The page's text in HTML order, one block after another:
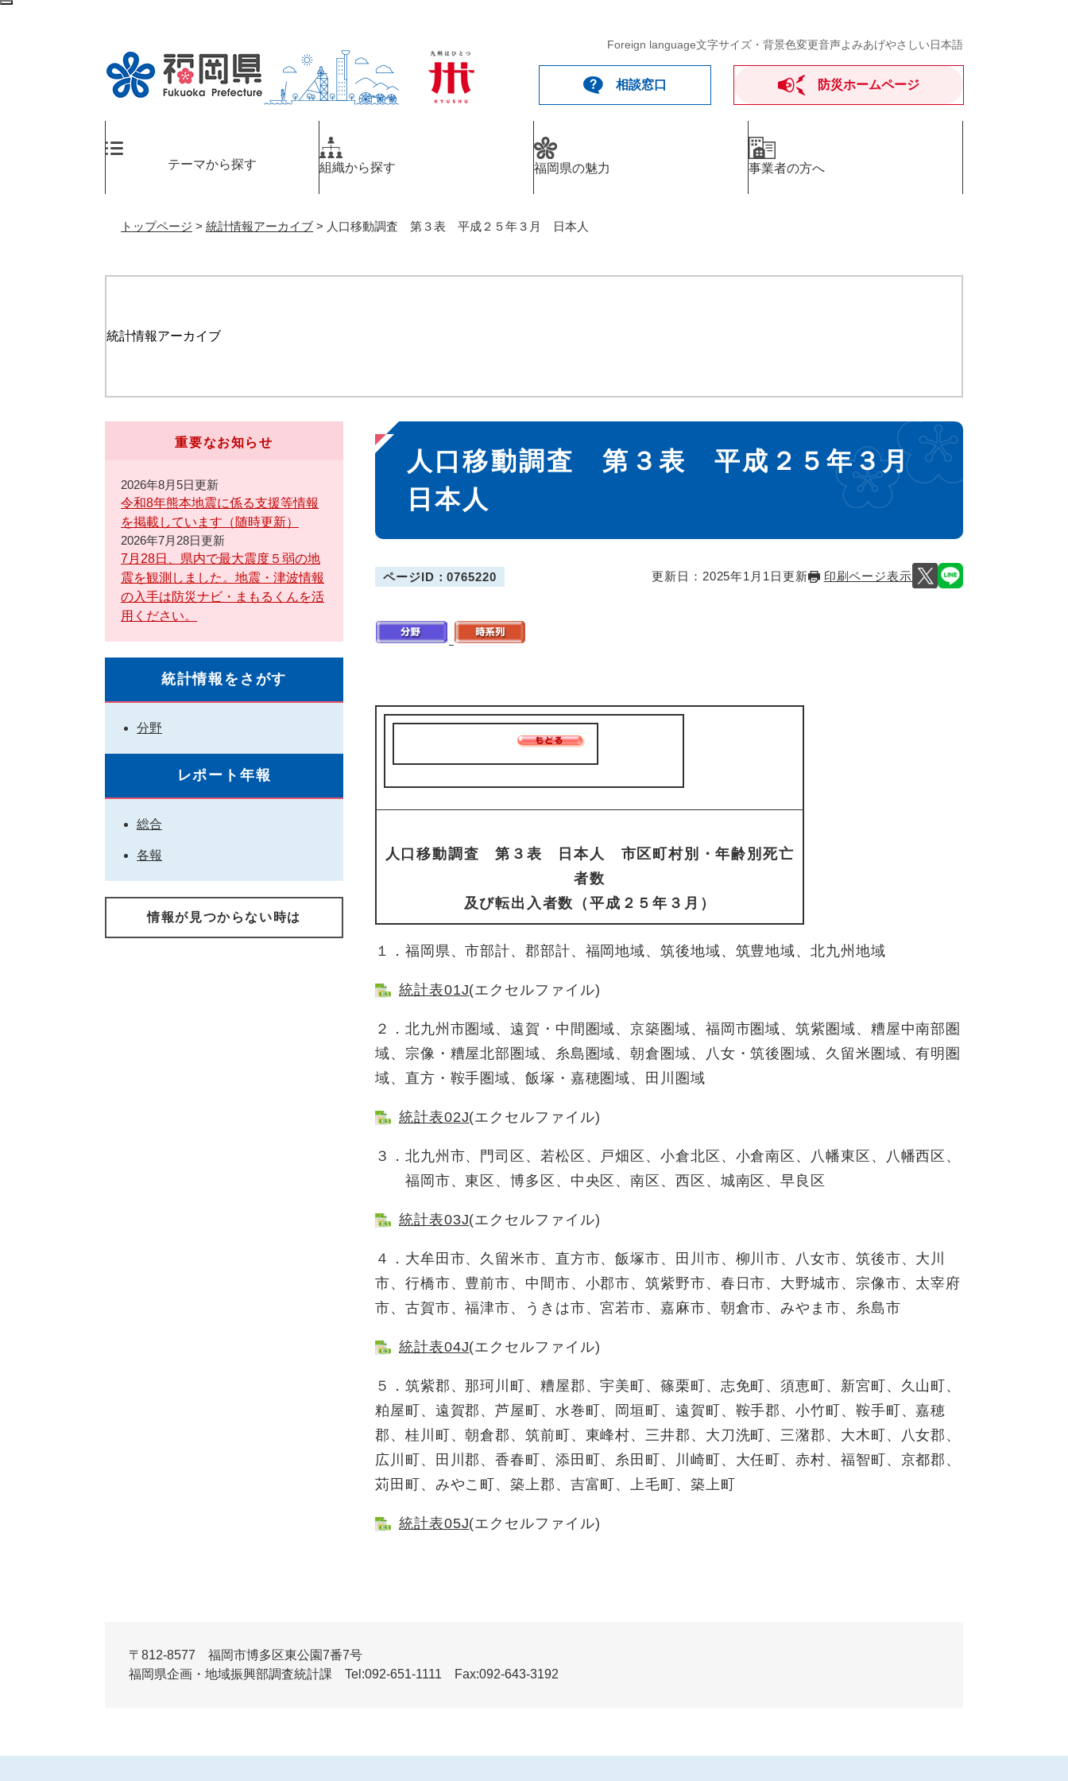
ペ
メ
Foreign language文字サイズ・背景色変更音声よみあげやさしい日本語
相談窓口 防災ホームページ
テーマから探す 組織から探す 福岡県の魅力 事業者の方へ
トップページ > 統計情報アーカイブ > 人口移動調査 第３表 平成２５年３月 日本人
統計情報アーカイブ
本
文
人口移動調査 第３表 平成２５年３月
日本人
ページID：0765220 更新日：2025年1月1日更新 印刷ページ表示
人口移動調査 第３表 日本人 市区町村別・年齢別死亡
者数
及び転出入者数（平成２５年３月）
１．福岡県、市部計、郡部計、福岡地域、筑後地域、筑豊地域、北九州地域
統計表01J(エクセルファイル)
２．北九州市圏域、遠賀・中間圏域、京築圏域、福岡市圏域、筑紫圏域、糟屋中南部圏
域、宗像・糟屋北部圏域、糸島圏域、朝倉圏域、八女・筑後圏域、久留米圏域、有明圏
域、直方・鞍手圏域、飯塚・嘉穂圏域、田川圏域
統計表02J(エクセルファイル)
３．北九州市、門司区、若松区、戸畑区、小倉北区、小倉南区、八幡東区、八幡西区、
福岡市、東区、博多区、中央区、南区、西区、城南区、早良区
統計表03J(エクセルファイル)
４．大牟田市、久留米市、直方市、飯塚市、田川市、柳川市、八女市、筑後市、大川
市、行橋市、豊前市、中間市、小郡市、筑紫野市、春日市、大野城市、宗像市、太宰府
市、古賀市、福津市、うきは市、宮若市、嘉麻市、朝倉市、みやま市、糸島市
統計表04J(エクセルファイル)
５．筑紫郡、那珂川町、糟屋郡、宇美町、篠栗町、志免町、須恵町、新宮町、久山町、
粕屋町、遠賀郡、芦屋町、水巻町、岡垣町、遠賀町、鞍手郡、小竹町、鞍手町、嘉穂
郡、桂川町、朝倉郡、筑前町、東峰村、三井郡、大刀洗町、三潴郡、大木町、八女郡、
広川町、田川郡、香春町、添田町、糸田町、川崎町、大任町、赤村、福智町、京都郡、
苅田町、みやこ町、築上郡、吉富町、上毛町、築上町
統計表05J(エクセルファイル)
重要なお知らせ
2026年8月5日更新
令和8年熊本地震に係る支援等情報
を掲載しています（随時更新）
2026年7月28日更新
7月28日、県内で最大震度５弱の地
震を観測しました。地震・津波情報
の入手は防災ナビ・まもるくんを活
用ください。
統計情報をさがす
分野
レポート年報
総合
各報
情報が見つからない時は
〒812-8577 福岡市博多区東公園7番7号
福岡県企画・地域振興部調査統計課 Tel:092-651-1111 Fax:092-643-3192